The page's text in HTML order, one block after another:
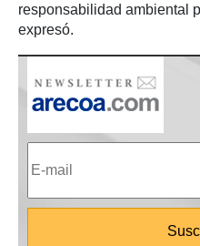
responsabilidad ambiental
expresó.